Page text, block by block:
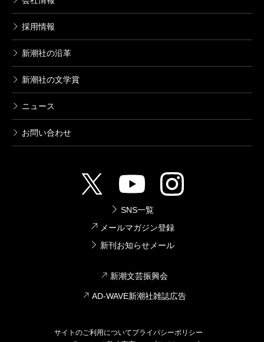
採用情報
新潮社の沿革
新潮社の文学賞
ニュース
お問い合わせ
SNS一覧
メールマガジン登録
新刊お知らせメール
新潮文芸振興会
AD-WAVE新潮社雑誌広告
サイトのご利用についてプライバシーポリシー